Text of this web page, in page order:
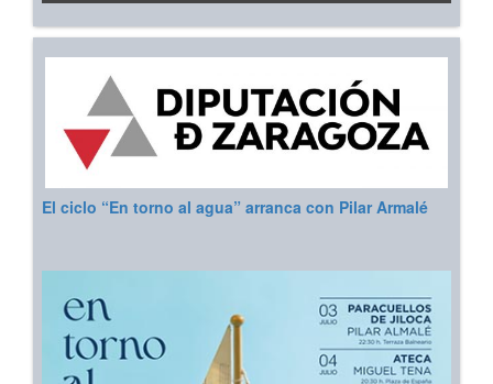
El ciclo “En torno al agua” arranca con Pilar Armalé